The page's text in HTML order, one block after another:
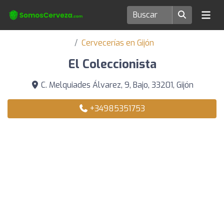
Cervecerías en Gijón
El Coleccionista
C. Melquiades Álvarez, 9, Bajo, 33201, Gijón
+34985351753